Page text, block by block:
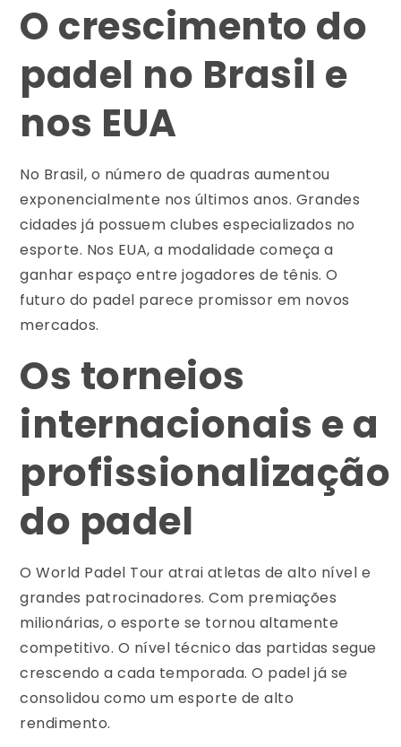
O crescimento do
padel no Brasil e
nos EUA
No Brasil, o número de quadras aumentou
exponencialmente nos últimos anos. Grandes
cidades já possuem clubes especializados no
esporte. Nos EUA, a modalidade começa a
ganhar espaço entre jogadores de tênis. O
futuro do padel parece promissor em novos
mercados.
Os torneios
internacionais e a
profissionalização
do padel
O World Padel Tour atrai atletas de alto nível e
grandes patrocinadores. Com premiações
milionárias, o esporte se tornou altamente
competitivo. O nível técnico das partidas segue
crescendo a cada temporada. O padel já se
consolidou como um esporte de alto
rendimento.